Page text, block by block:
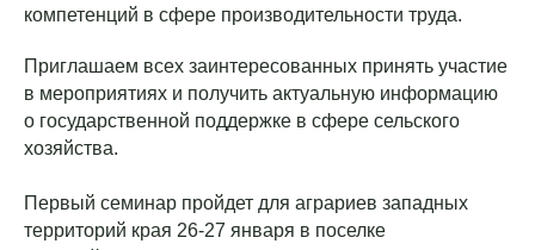
компетенций в сфере производительности труда.
Приглашаем всех заинтересованных принять участие
в мероприятиях и получить актуальную информацию
о государственной поддержке в сфере сельского
хозяйства.
Первый семинар пройдет для аграриев западных
территорий края 26-27 января в поселке